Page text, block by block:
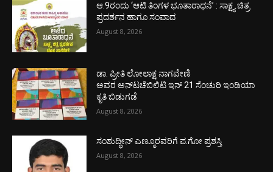
ಆ.9ರಂದು ‘ಆಟಿ ತಿಂಗಳ ಭೂತಾರಾಧನೆ’ : ಸಾಕ್ಷ್ಯ ಚಿತ್ರ
ಪ್ರದರ್ಶನ ಹಾಗೂ ಸಂವಾದ
August 8, 2026
ಡಾ. ಪ್ರೀತಿ ಲೋಲಾಕ್ಷ ನಾಗವೇಣಿ
ಅವರ ಅನ್‌ಟಚೆಬಿಲಿಟಿ ಇನ್ 21 ಸೆಂಚುರಿ ಇಂಡಿಯಾ
ಕೃತಿ ಬಿಡುಗಡೆ
August 8, 2026
ಸಂಶುದ್ಧೀನ್ ಎಣ್ಮೂರವರಿಗೆ ಪ.ಗೋ ಪ್ರಶಸ್ತಿ
August 8, 2026